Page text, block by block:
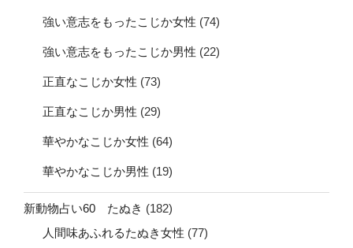
強い意志をもったこじか女性 (74)
強い意志をもったこじか男性 (22)
正直なこじか女性 (73)
正直なこじか男性 (29)
華やかなこじか女性 (64)
華やかなこじか男性 (19)
新動物占い60 たぬき (182)
人間味あふれるたぬき女性 (77)